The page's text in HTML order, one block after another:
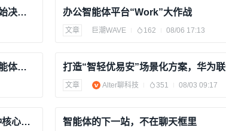
企业AI竞赛进入下半场，服务体系开始决定胜负 办公智能体平台“Work”大作战
文章 巨潮WAVE 162 08/06 17:13
入口争夺、算力下沉、交互重构：智能体时代的“终端之变”
文章 Alter聊科技 351 08/03 09:17
超级个体2.0时代，你必须具备的四种核心能力 智能体的下一站，不在聊天框里